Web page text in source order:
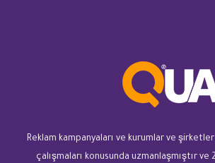
Reklam kampanyaları ve kurumlar ve
çalışmaları konusunda uzmanlaşmıştır ve